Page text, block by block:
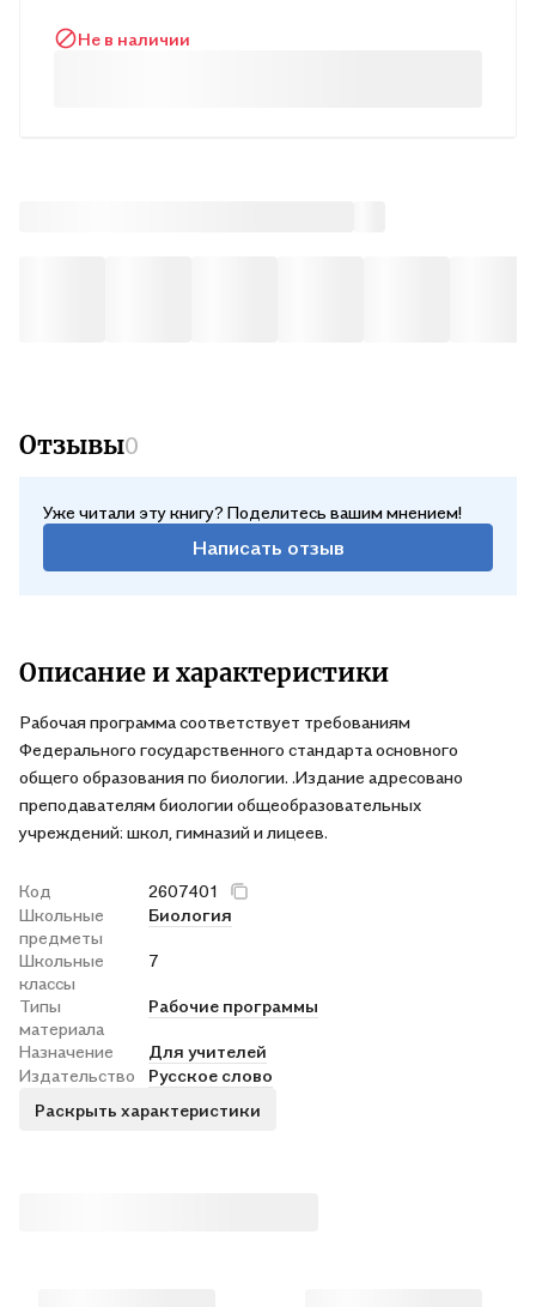
Не в наличии
Отзывы0
Уже читали эту книгу? Поделитесь вашим мнением!
Написать отзыв
Описание и характеристики
Рабочая программа соответствует требованиям
Федерального государственного стандарта основного
общего образования по биологии. .Издание адресовано
преподавателям биологии общеобразовательных
учреждений: школ, гимназий и лицеев.
Код
2607401
Школьные
предметы
Биология
Школьные
классы
7
Типы
материала
Рабочие программы
Назначение
Для учителей
Издательство
Русское слово
Раскрыть характеристики